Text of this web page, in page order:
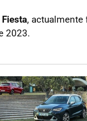
, actualmente
2023.